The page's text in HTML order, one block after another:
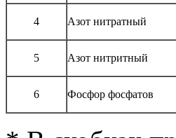
4 Азот нитратный
5 Азот нитритный
6 Фосфор фосфатов